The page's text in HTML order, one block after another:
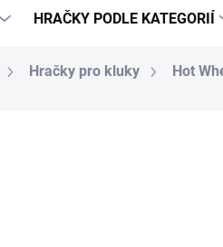
HRAČKY PODLE KATEGORIÍ
Hračky pro kluky Hot